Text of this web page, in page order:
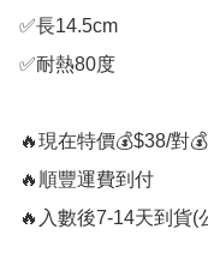
✅長14.5cm
✅耐熱80度
🔥現在特價💰$38/對💰
🔥順豐運費到付
🔥入數後7-14天到貨(